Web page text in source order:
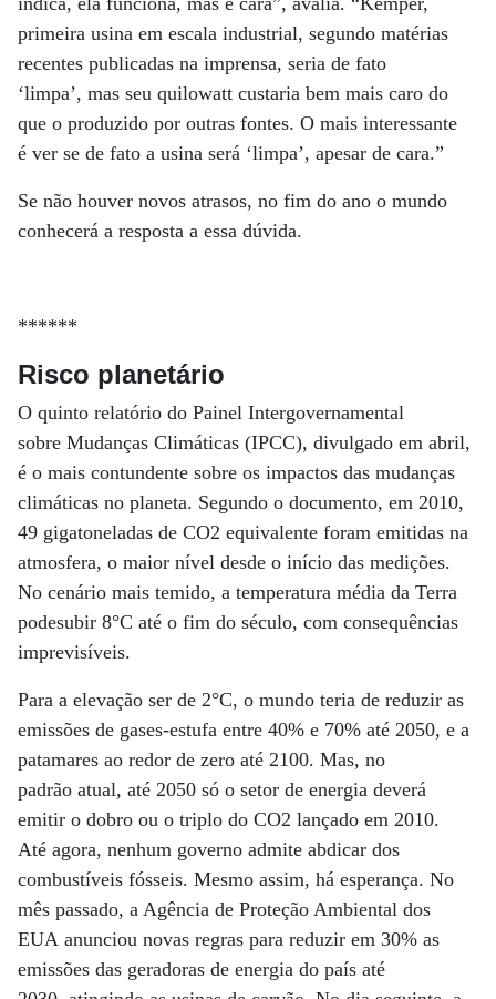
primeira usina em escala industrial, segundo matérias
recentes publicadas na imprensa, seria de fato
‘limpa’, mas seu quilowatt custaria bem mais caro do
que o produzido por outras fontes. O mais interessante
é ver se de fato a usina será ‘limpa’, apesar de cara.”
Se não houver novos atrasos, no fim do ano o mundo
conhecerá a resposta a essa dúvida.
******
Risco planetário
O quinto relatório do Painel Intergovernamental
sobre Mudanças Climáticas (IPCC), divulgado em abril,
é o mais contundente sobre os impactos das mudanças
climáticas no planeta. Segundo o documento, em 2010,
49 gigatoneladas de CO2 equivalente foram emitidas na
atmosfera, o maior nível desde o início das medições.
No cenário mais temido, a temperatura média da Terra
podesubir 8°C até o fim do século, com consequências
imprevisíveis.
Para a elevação ser de 2°C, o mundo teria de reduzir as
emissões de gases-estufa entre 40% e 70% até 2050, e a
patamares ao redor de zero até 2100. Mas, no
padrão atual, até 2050 só o setor de energia deverá
emitir o dobro ou o triplo do CO2 lançado em 2010.
Até agora, nenhum governo admite abdicar dos
combustíveis fósseis. Mesmo assim, há esperança. No
mês passado, a Agência de Proteção Ambiental dos
EUA anunciou novas regras para reduzir em 30% as
emissões das geradoras de energia do país até